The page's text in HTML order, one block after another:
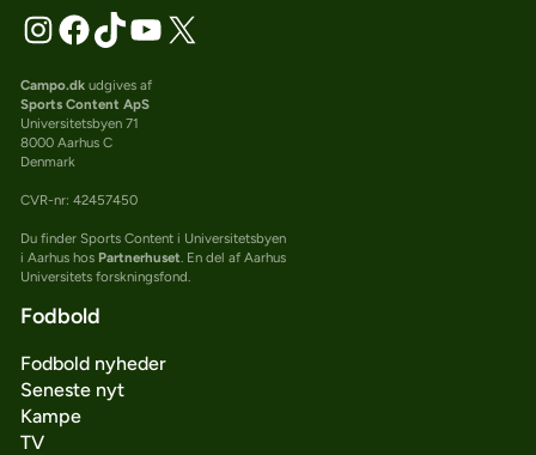
Campo.dkudgives af
Sports Content ApS
Universitetsbyen 71
8000 Aarhus C
Denmark
CVR-nr: 42457450
Du finder Sports Content i Universitetsbyen
i Aarhus hos Partnerhuset. En del af Aarhus
Universitets forskningsfond.
Fodbold
Fodbold nyheder
Seneste nyt
Kampe
TV